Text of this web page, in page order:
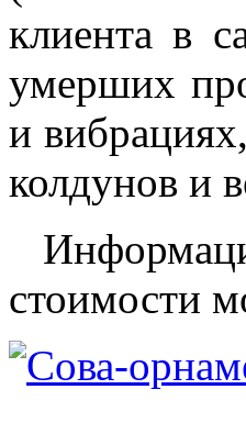
клиента в
умерших
и
колдунов и
стоимости